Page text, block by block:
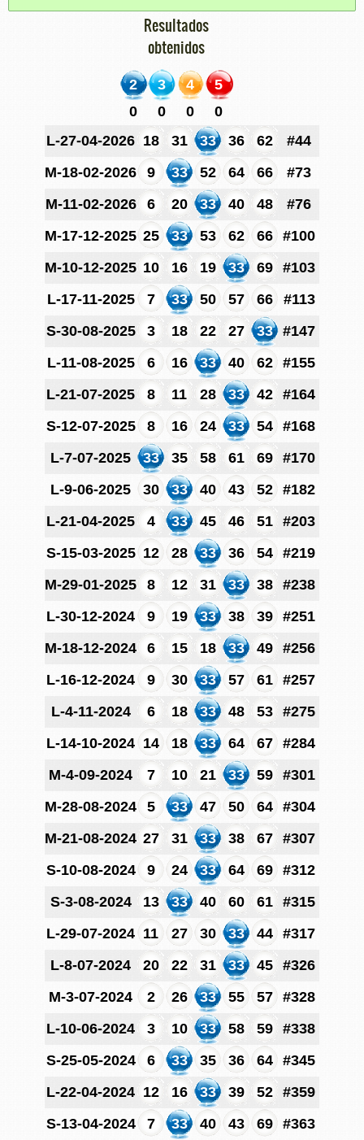
Resultados
obtenidos
2 3 4
5
0
0 0
0
L-27-04-2026 18 31 33 36 62
#44
M-18-02-2026
9 33 52 64 66
#73
M-11-02-2026
6 20 33 40 48
#76
M-17-12-2025 25 33 53 62 66
#100
M-10-12-2025 10 16 19 33 69
#103
L-17-11-2025
7 33 50 57 66
#113
S-30-08-2025
3 18 22 27 33
#147
L-11-08-2025
6 16 33 40 62
#155
L-21-07-2025
8 11 28 33 42
#164
S-12-07-2025
8 16 24 33 54
#168
L-7-07-2025
33 35 58 61 69
#170
L-9-06-2025
30 33 40 43 52
#182
L-21-04-2025
4 33 45 46 51
#203
S-15-03-2025 12 28 33 36 54
#219
M-29-01-2025
8 12 31 33 38
#238
L-30-12-2024
9 19 33 38 39
#251
M-18-12-2024
6 15 18 33 49
#256
L-16-12-2024
9 30 33 57 61
#257
L-4-11-2024
6 18 33 48 53
#275
L-14-10-2024 14 18 33 64 67
#284
M-4-09-2024
7 10 21 33 59
#301
M-28-08-2024
5 33 47 50 64
#304
M-21-08-2024 27 31 33 38 67
#307
S-10-08-2024
9 24 33 64 69
#312
S-3-08-2024
13 33 40 60 61
#315
L-29-07-2024 11 27 30 33 44
#317
L-8-07-2024
20 22 31 33 45
#326
M-3-07-2024
2 26 33 55 57
#328
L-10-06-2024
3 10 33 58 59
#338
S-25-05-2024
6 33 35 36 64
#345
L-22-04-2024 12 16 33 39 52
#359
S-13-04-2024
7 33 40 43 69
#363